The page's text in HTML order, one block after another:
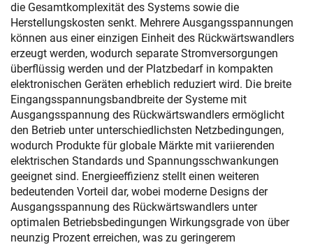
die Gesamtkomplexität des Systems sowie die
Herstellungskosten senkt. Mehrere Ausgangsspannungen
können aus einer einzigen Einheit des Rückwärtswandlers
erzeugt werden, wodurch separate Stromversorgungen
überflüssig werden und der Platzbedarf in kompakten
elektronischen Geräten erheblich reduziert wird. Die breite
Eingangsspannungsbandbreite der Systeme mit
Ausgangsspannung des Rückwärtswandlers ermöglicht
den Betrieb unter unterschiedlichsten Netzbedingungen,
wodurch Produkte für globale Märkte mit variierenden
elektrischen Standards und Spannungsschwankungen
geeignet sind. Energieeffizienz stellt einen weiteren
bedeutenden Vorteil dar, wobei moderne Designs der
Ausgangsspannung des Rückwärtswandlers unter
optimalen Betriebsbedingungen Wirkungsgrade von über
neunzig Prozent erreichen, was zu geringerem